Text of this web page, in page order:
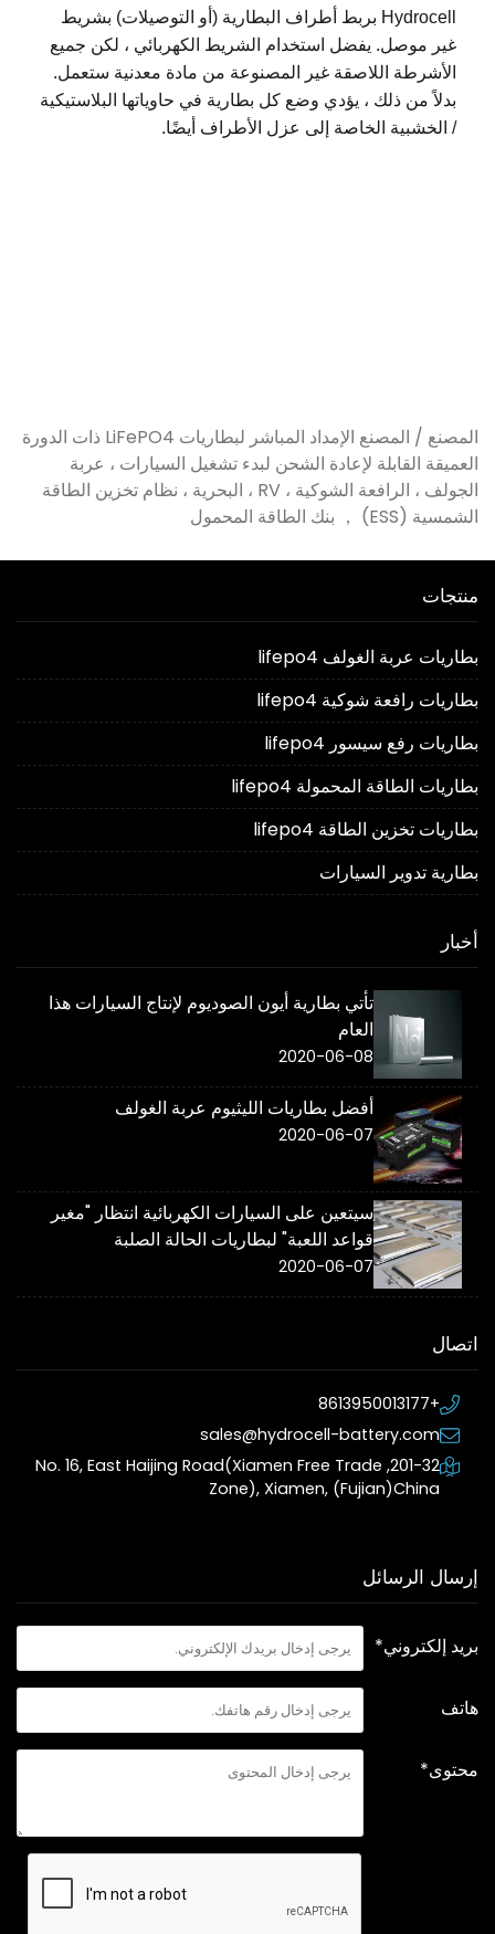
Hydrocell بربط أطراف البطارية (أو التوصيلات) بشريط
غير موصل. يفضل استخدام الشريط الكهربائي ، لكن جميع
الأشرطة اللاصقة غير المصنوعة من مادة معدنية ستعمل.
بدلاً من ذلك ، يؤدي وضع كل بطارية في حاوياتها البلاستيكية
/ الخشبية الخاصة إلى عزل الأطراف أيضًا.
المصنع / المصنع الإمداد المباشر لبطاريات LiFePO4 ذات الدورة
العميقة القابلة لإعادة الشحن لبدء تشغيل السيارات ، عربة
الجولف ، الرافعة الشوكية ، RV ، البحرية ، نظام تخزين الطاقة
الشمسية (ESS) ， بنك الطاقة المحمول
منتجات
بطاريات عربة الغولف lifepo4
بطاريات رافعة شوكية lifepo4
بطاريات رفع سيسور lifepo4
بطاريات الطاقة المحمولة lifepo4
بطاريات تخزين الطاقة lifepo4
بطارية تدوير السيارات
أخبار
تأتي بطارية أيون الصوديوم لإنتاج السيارات هذا
العام
2020-06-08
أفضل بطاريات الليثيوم عربة الغولف
2020-06-07
سيتعين على السيارات الكهربائية انتظار "مغير
قواعد اللعبة" لبطاريات الحالة الصلبة
2020-06-07
اتصال
+8613950013177
sales@hydrocell-battery.com
201-32, No. 16, East Haijing Road(Xiamen Free Trade
Zone), Xiamen, (Fujian)China
إرسال الرسائل
بريد إلكتروني*
هاتف
محتوى*